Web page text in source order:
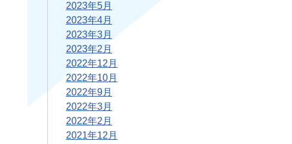
2023年5月
2023年4月
2023年3月
2023年2月
2022年12月
2022年10月
2022年9月
2022年3月
2022年2月
2021年12月